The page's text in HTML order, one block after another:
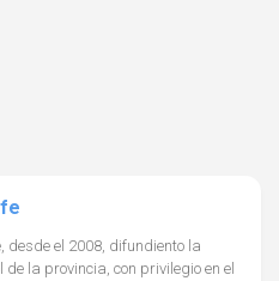
desde el 2008, difundiento la
la provincia, con privilegio en el